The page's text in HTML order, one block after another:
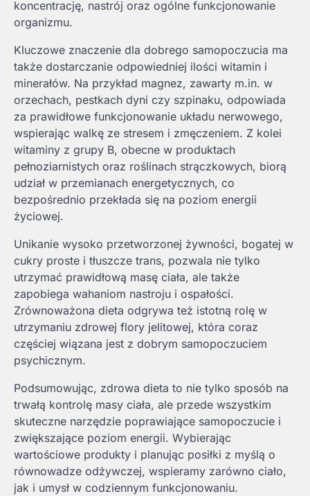
koncentrację, nastrój oraz ogólne funkcjonowanie
organizmu.
Kluczowe znaczenie dla dobrego samopoczucia ma
także dostarczanie odpowiedniej ilości witamin i
minerałów. Na przykład magnez, zawarty m.in. w
orzechach, pestkach dyni czy szpinaku, odpowiada
za prawidłowe funkcjonowanie układu nerwowego,
wspierając walkę ze stresem i zmęczeniem. Z kolei
witaminy z grupy B, obecne w produktach
pełnoziarnistych oraz roślinach strączkowych, biorą
udział w przemianach energetycznych, co
bezpośrednio przekłada się na poziom energii
życiowej.
Unikanie wysoko przetworzonej żywności, bogatej w
cukry proste i tłuszcze trans, pozwala nie tylko
utrzymać prawidłową masę ciała, ale także
zapobiega wahaniom nastroju i ospałości.
Zrównoważona dieta odgrywa też istotną rolę w
utrzymaniu zdrowej flory jelitowej, która coraz
częściej wiązana jest z dobrym samopoczuciem
psychicznym.
Podsumowując, zdrowa dieta to nie tylko sposób na
trwałą kontrolę masy ciała, ale przede wszystkim
skuteczne narzędzie poprawiające samopoczucie i
zwiększające poziom energii. Wybierając
wartościowe produkty i planując posiłki z myślą o
równowadze odżywczej, wspieramy zarówno ciało,
jak i umysł w codziennym funkcjonowaniu.